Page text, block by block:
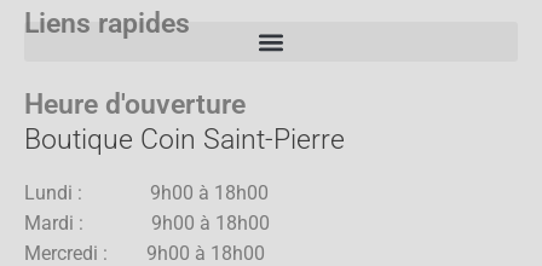
Liens rapides
Heure d'ouverture
Boutique Coin Saint-Pierre
Lundi : 9h00 à 18h00
Mardi : 9h00 à 18h00
Mercredi : 9h00 à 18h00